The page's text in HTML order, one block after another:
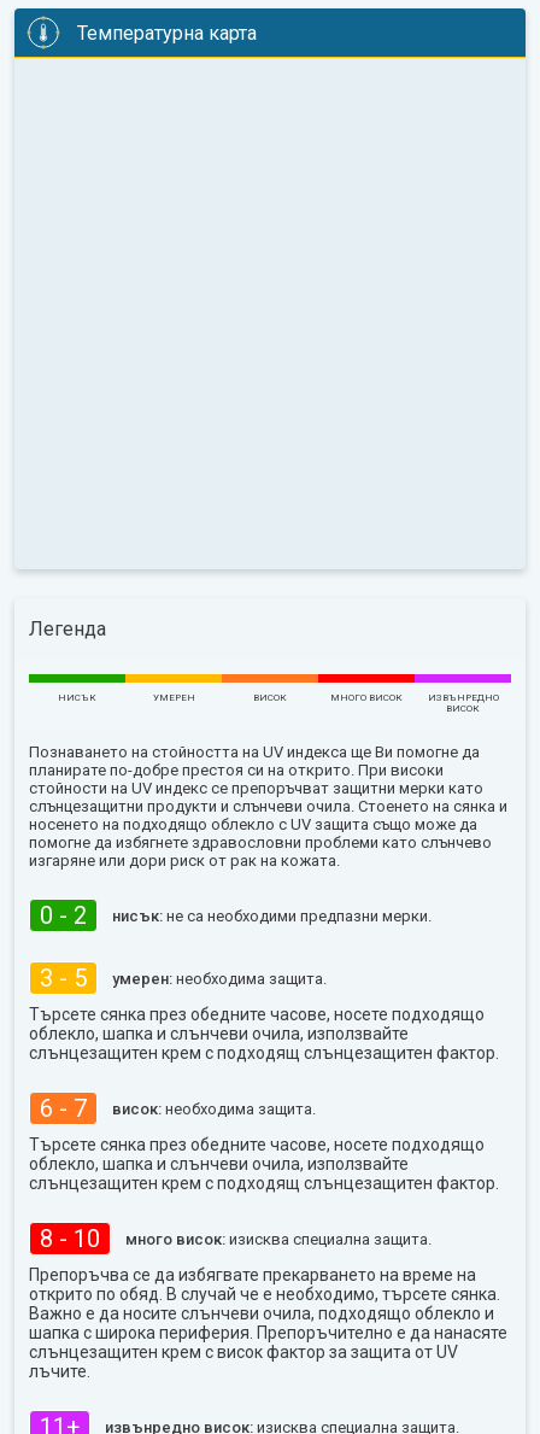
1
08:00
3
10:00
4
12:00
4
Температурна карта
Легенда
НИСЪК УМЕРЕН ВИСОК МНОГО ВИСОК
ИЗВЪНРЕДНО
ВИСОК
Познаването на стойността на UV индекса ще Ви помогне да
планирате по-добре престоя си на открито. При високи
стойности на UV индекс се препоръчват защитни мерки като
слънцезащитни продукти и слънчеви очила. Стоенето на сянка и
носенето на подходящо облекло с UV защита също може да
помогне да избягнете здравословни проблеми като слънчево
изгаряне или дори риск от рак на кожата.
0 - 2 нисък: не са необходими предпазни мерки.
3 - 5 умерен: необходима защита.
Търсете сянка през обедните часове, носете подходящо
облекло, шапка и слънчеви очила, използвайте
слънцезащитен крем с подходящ слънцезащитен фактор.
6 - 7 висок: необходима защита.
Търсете сянка през обедните часове, носете подходящо
облекло, шапка и слънчеви очила, използвайте
слънцезащитен крем с подходящ слънцезащитен фактор.
8 - 10 много висок: изисква специална защита.
Препоръчва се да избягвате прекарването на време на
открито по обяд. В случай че е необходимо, търсете сянка.
Важно е да носите слънчеви очила, подходящо облекло и
шапка с широка периферия. Препоръчително е да нанасяте
слънцезащитен крем с висок фактор за защита от UV
лъчите.
11+ извънредно висок: изисква специална защита.